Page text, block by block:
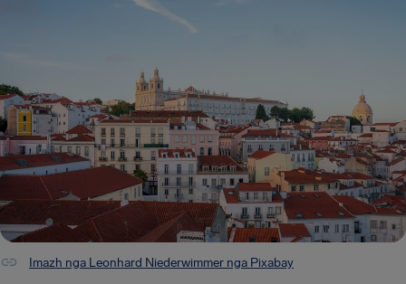
Imazh nga Leonhard Niederwimmer nga Pixabay